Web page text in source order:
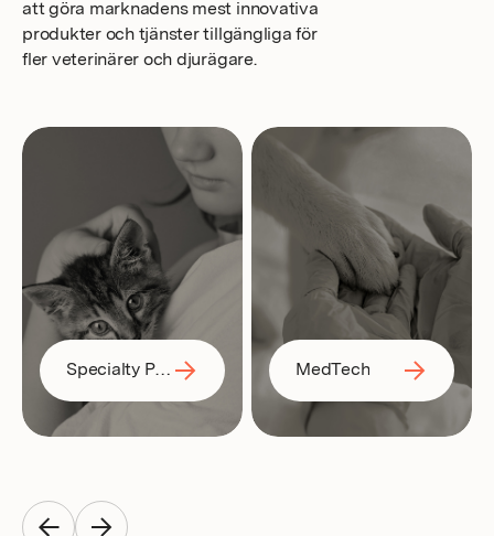
att göra marknadens mest innovativa
produkter och tjänster tillgängliga för
fler veterinärer och djurägare.
Specialty Pharma MedTech